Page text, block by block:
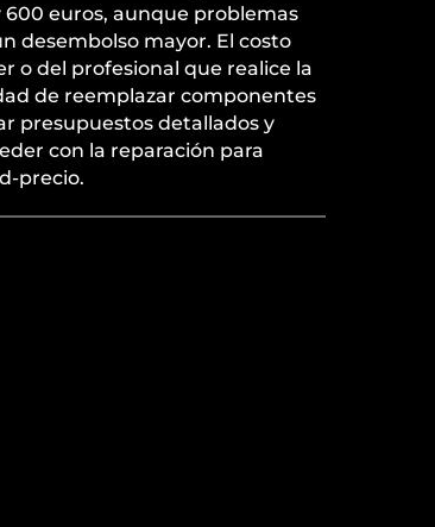
600 euros, aunque problemas
desembolso mayor. El costo
o del profesional que realice la
de reemplazar componentes
presupuestos detallados y
con la reparación para
precio.